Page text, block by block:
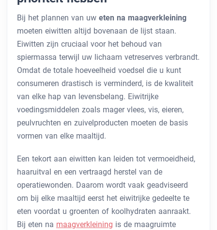
Bij het plannen van uw eten na maagverkleining
moeten eiwitten altijd bovenaan de lijst staan.
Eiwitten zijn cruciaal voor het behoud van
spiermassa terwijl uw lichaam vetreserves verbrandt.
Omdat de totale hoeveelheid voedsel die u kunt
consumeren drastisch is verminderd, is de kwaliteit
van elke hap van levensbelang. Eiwitrijke
voedingsmiddelen zoals mager vlees, vis, eieren,
peulvruchten en zuivelproducten moeten de basis
vormen van elke maaltijd.
Een tekort aan eiwitten kan leiden tot vermoeidheid,
haaruitval en een vertraagd herstel van de
operatiewonden. Daarom wordt vaak geadviseerd
om bij elke maaltijd eerst het eiwitrijke gedeelte te
eten voordat u groenten of koolhydraten aanraakt.
Bij eten na maagverkleining is de maagruimte